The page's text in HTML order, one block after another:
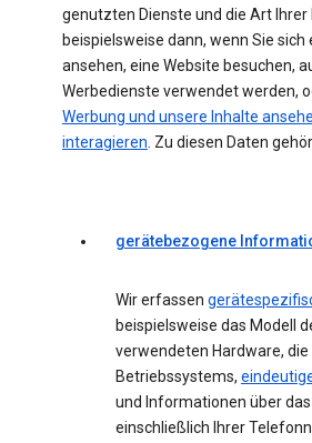
genutzten Dienste und die Art Ihrer
beispielsweise dann, wenn Sie
ansehen, eine Website besuchen,
Werbedienste verwendet werden,
Werbung und unsere Inhalte
interagieren. Zu diesen Daten
gerätebezogene
Wir erfassen
beispielsweise das Modell
verwendeten Hardware, die
Betriebssystems,
und Informationen über
einschließlich Ihrer